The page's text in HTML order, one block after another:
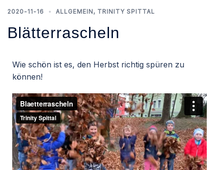
2020-11-16 ALLGEMEIN, TRINITY SPITTAL
Blätterrascheln
Wie schön ist es, den Herbst richtig spüren zu
können!